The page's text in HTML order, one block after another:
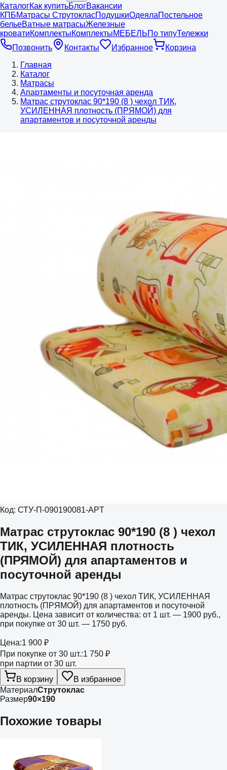
КаталогКак купитьБлогВакансии
КПБМатрасы СтрутокласПодушкиОдеялаПостельное
бельеВатные матрасыЖелезные
кроватиКомплектыКомплектыМЕБЕЛЬПо типуТележки
Позвонить
Контакты Избранное
Корзина
Главная
Каталог
Матрасы
Апартаменты и посуточная аренда
Матрас струтоклас 90*190 (8 ) чехол ТИК,
УСИЛЕННАЯ плотность (ПРЯМОЙ) для
апартаментов и посуточной аренды
Код: СТУ-П-090190081-APT
Матрас струтоклас 90*190 (8 ) чехол
ТИК, УСИЛЕННАЯ плотность
(ПРЯМОЙ) для апартаментов и
посуточной аренды
Матрас струтоклас 90*190 (8 ) чехол ТИК, УСИЛЕННАЯ
плотность (ПРЯМОЙ) для апартаментов и посуточной
аренды. Цена зависит от количества: от 1 шт. — 1900 руб.,
при покупке от 30 шт. — 1750 руб.
Цена:1 900 ₽
При покупке от 30 шт.:1 750 ₽
при партии от 30 шт.
В корзину
В избранное
МатериалСтрутоклас
Размер90×190
Похожие товары